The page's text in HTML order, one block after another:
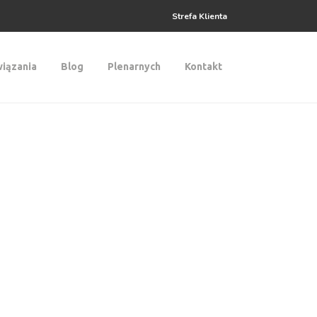
Strefa Klienta
Blog Plenarnych Kontakt